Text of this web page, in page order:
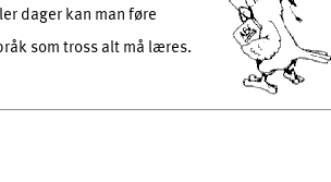
dager kan man føre
som tross alt må læres.